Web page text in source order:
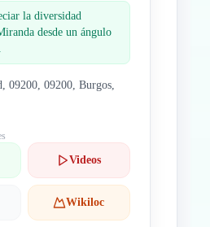
la diversidad
desde un ángulo
09200, 09200, Burgos,
Videos
Wikiloc